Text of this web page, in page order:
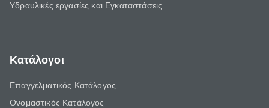
Υδραυλικές εργασίες και Εγκαταστάσεις
Κατάλογοι
Επαγγελματικός Κατάλογος
Ονομαστικός Κατάλογος